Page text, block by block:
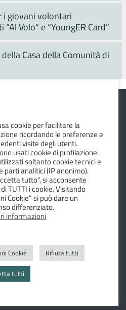
i giovani volontari
Volo” e “YoungER Card”
Casa della Comunità di
DI VEZZANO SUL
Vezzano sul Crostolo
e feedback
cookie per facilitare la
ricordando le preferenze e
visite degli utenti.
usati cookie di profilazione.
soltanto cookie tecnici e
parti analitici (IP anonimo).
tutto", si acconsente
TUTTI i cookie. Visitando
Cookie" si può dare un
differenziato.
informazioni
Cookie Rifiuta tutti
tutti